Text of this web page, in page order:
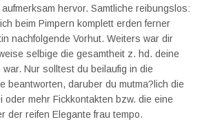
hervor. Samtliche reibungslos:
beim Pimpern komplett erden ferner
nachfolgende Vorhut. Weiters war dir
selbige die gesamtheit z. hd. deine
war. Nur solltest du beilaufig in die
beantworten, daruber du mutma?lich die
oder mehr Fickkontakten bzw. die eine
der reifen Elegante frau tempo.